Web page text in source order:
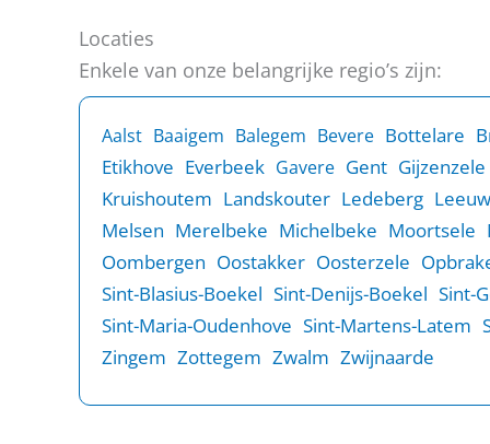
Locaties
Enkele van onze belangrijke regio’s zijn:
Aalst Baaigem Balegem Bevere Bottelare
Etikhove Everbeek Gavere Gent Gijzenzele
Kruishoutem Landskouter Ledeberg
Melsen Merelbeke Michelbeke Moortsele
Oombergen Oostakker Oosterzele
Sint-Blasius-Boekel Sint-Denijs-Boekel Sint-
Sint-Maria-Oudenhove Sint-Martens-Latem
Zingem Zottegem Zwalm Zwijnaarde